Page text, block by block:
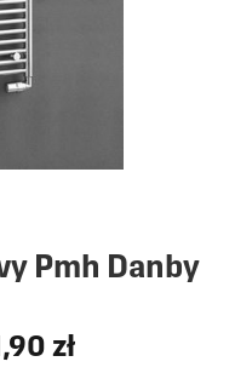
Pmh Danby
zł